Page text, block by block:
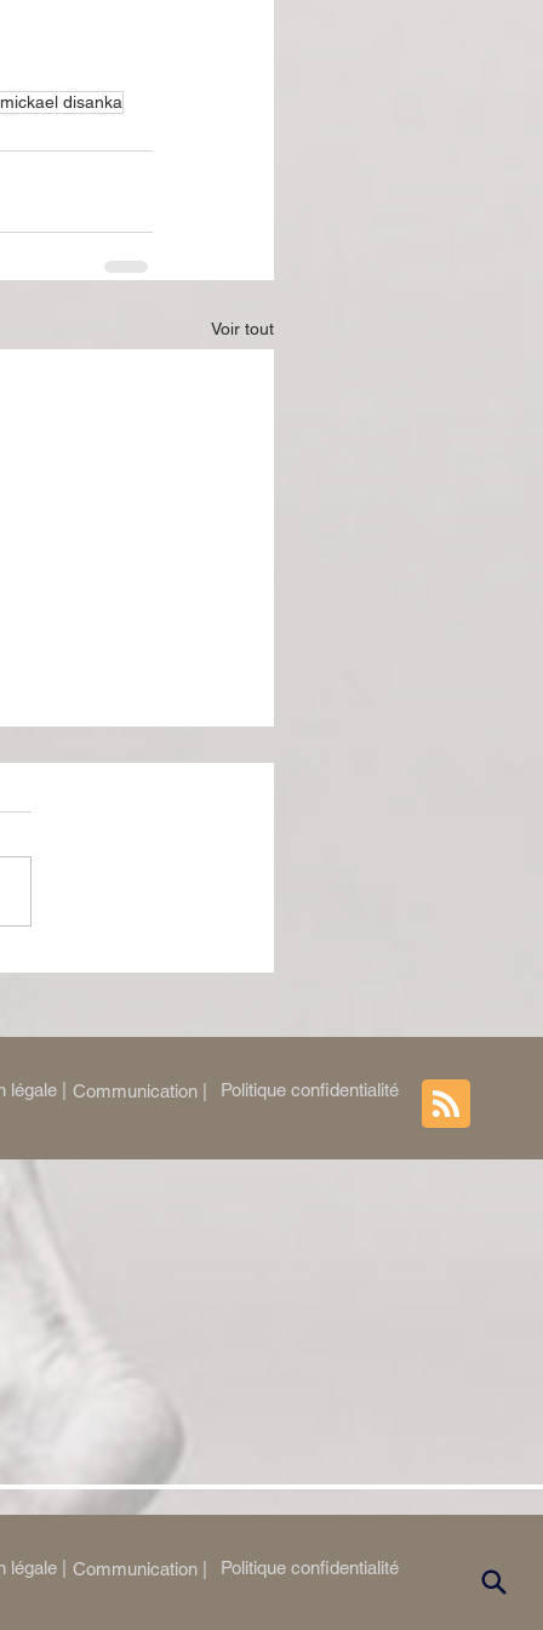
mickael disanka
Voir tout
de Katharsy : Une
légale | Communication | Politique confidentialité
légale | Communication | Politique confidentialité